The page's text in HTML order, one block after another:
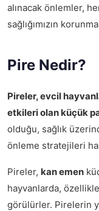
alınacak önlemler,
sağlığımızın
Pire Nedir?
Pireler, evcil
etkileri olan küçük
olduğu, sağlık
önleme stratejileri
Pireler, kan emen
hayvanlarda,
görülürler. Pirelerin